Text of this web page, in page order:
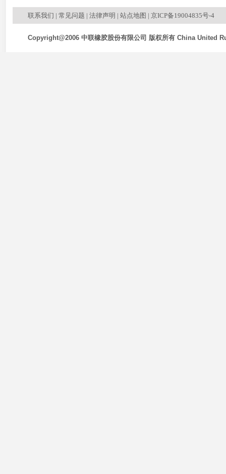
联系我们 | 常见问题 | 法律声明 | 站点地图 | 京ICP备19004835号-4
Copyright@2006 中联橡胶股份有限公司 版权所有 China United